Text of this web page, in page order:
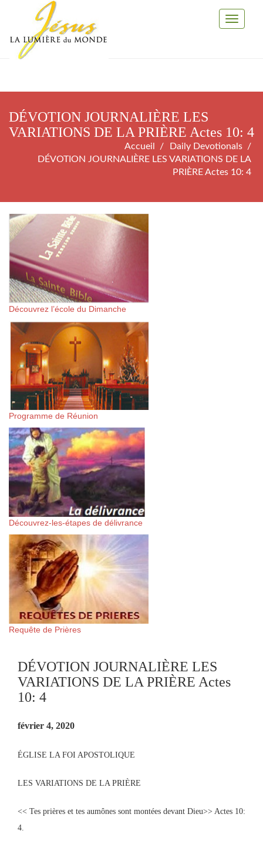
Toggle
DÉVOTION JOURNALIÈRE LES
VARIATIONS DE LA PRIÈRE Actes 10: 4
Accueil
Daily Devotionals
DÉVOTION JOURNALIÈRE LES VARIATIONS DE LA
PRIÈRE Actes 10: 4
Découvrez l’école du Dimanche
Programme de Réunion
Découvrez-les-étapes de délivrance
Requête de Prières
DÉVOTION JOURNALIÈRE LES
VARIATIONS DE LA PRIÈRE Actes
10: 4
février 4, 2020
ÉGLISE LA FOI APOSTOLIQUE
LES VARIATIONS DE LA PRIÈRE
<< Tes prières et tes aumônes sont montées devant Dieu>> Actes 10:
4.